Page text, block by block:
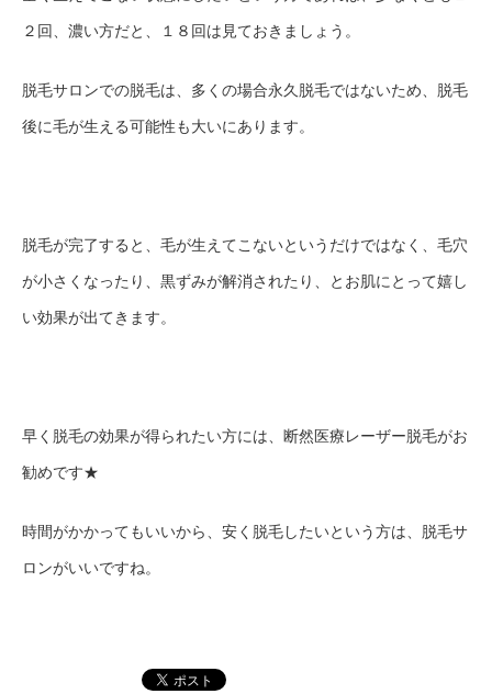
２回、濃い方だと、１８回は見ておきましょう。
脱毛サロンでの脱毛は、多くの場合永久脱毛ではないため、脱毛
後に毛が生える可能性も大いにあります。
脱毛が完了すると、毛が生えてこないというだけではなく、毛穴
が小さくなったり、黒ずみが解消されたり、とお肌にとって嬉し
い効果が出てきます。
早く脱毛の効果が得られたい方には、断然医療レーザー脱毛がお
勧めです★
時間がかかってもいいから、安く脱毛したいという方は、脱毛サ
ロンがいいですね。